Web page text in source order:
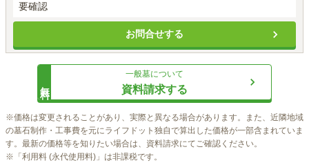
要確認
お問合せする
一般墓について
資料請求する
※価格は変更されることがあり、実際と異なる場合があります。また、近隣地域
の墓石制作・工事費を元にライフドット独自で算出した価格が一部含まれていま
す。最新の価格等を知りたい場合は、資料請求にてご確認ください。
※「利用料 (永代使用料)」は非課税です。